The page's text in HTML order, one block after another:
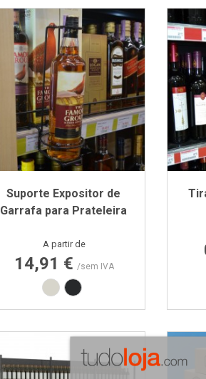
Suporte Expositor de
Garrafa para Prateleira
Preço
A partir de
14,91 € /sem IVA
Branco RAL9002
Preto RAL9005